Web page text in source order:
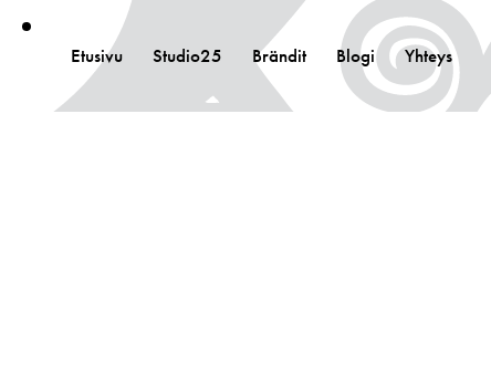
Etusivu Studio25 Brändit Blogi Yhteys